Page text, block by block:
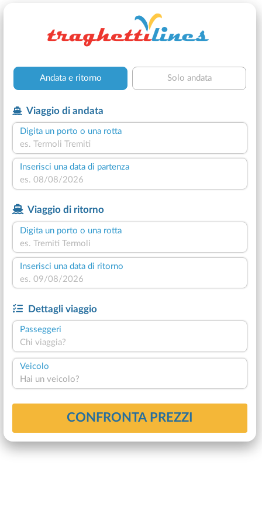
Andata e ritorno Solo andata
Viaggio di andata
Digita un porto o una rotta
Inserisci una data di partenza
Viaggio di ritorno
Digita un porto o una rotta
Inserisci una data di ritorno
Dettagli viaggio
Passeggeri
Chi viaggia?
Veicolo
Hai un veicolo?
CONFRONTA PREZZI